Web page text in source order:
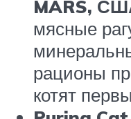
MARS,
мясные
рационы
котят